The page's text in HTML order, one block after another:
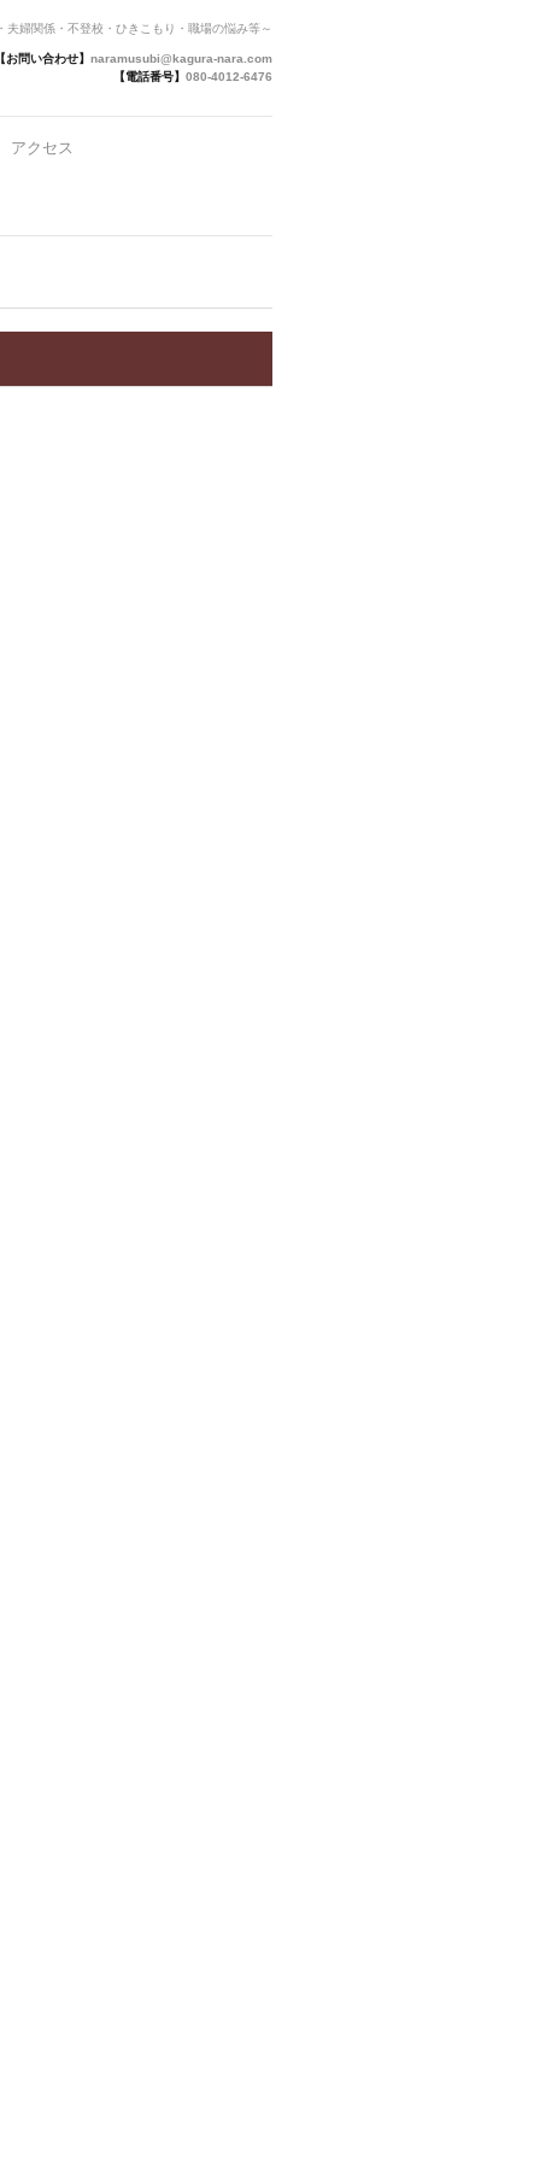
婦関係・不登校・ひきこもり・職場の悩み等～
お問い合わせ】 naramusubi@kagura-nara.com
【電話番号】 080-4012-6476
アクセス